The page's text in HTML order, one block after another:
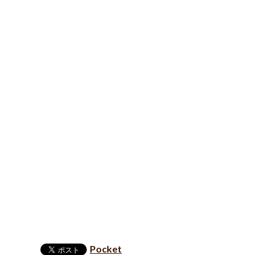
Pocket